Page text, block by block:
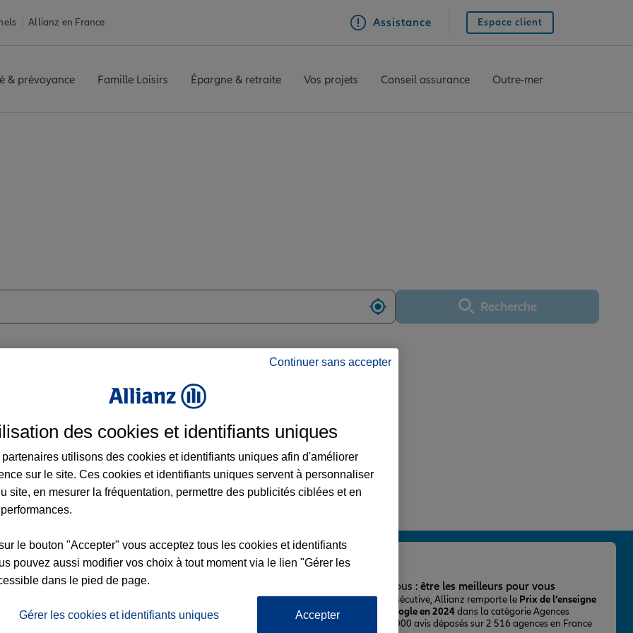
Allianz en France Assistance Espace client
& prévoyance Famille Loisirs Épargne & retraite Vos projets Conseil assurance Outre-mer
Utiliser ma positionRecherche
- 17:00
Voir l'agence
ORANGE
L'important pour nous : être les meilleurs pour vous
Pour la 2ème fois consécutive, Allianz remporte le Prix de l’enseigne
la mieux notée sur Google en 2024dans la catégorie Agences
d’Assurance, avec 43 000 avis déposés sur 2 516 agences en France
Continuer sans accepter
des cookies et identifiants uniques
partenaires utilisons des cookies et identifiants uniques afin d'améliorer
sur le site. Ces cookies et identifiants uniques servent à personnaliser
site, en mesurer la fréquentation, permettre des publicités ciblées et en
le bouton "Accepter" vous acceptez tous les cookies et identifiants
pouvez aussi modifier vos choix à tout moment via le lien "Gérer les
dans le pied de page.
Gérer les cookies et identifiants uniques Accepter